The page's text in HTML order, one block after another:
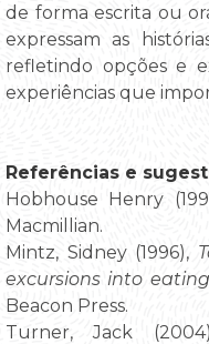
de forma escrita ou
expressam as
refletindo opções e
experiências que
Referências e
Hobhouse Henry
Macmillian.
Mintz, Sidney (1996),
excursions into
Beacon Press.
Turner, Jack